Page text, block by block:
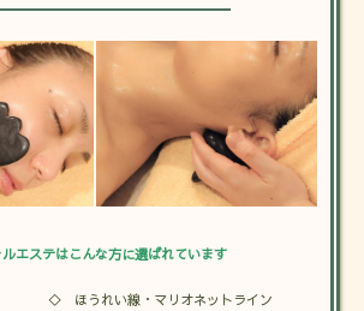
エステはこんな方に選ばれています
◇ ほうれい線・マリオネットライン